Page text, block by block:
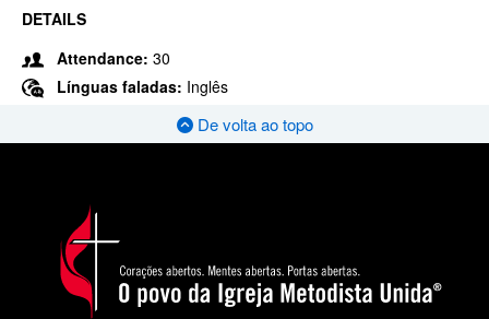
DETAILS
Attendance: 30
Línguas faladas: Inglês
De volta ao topo